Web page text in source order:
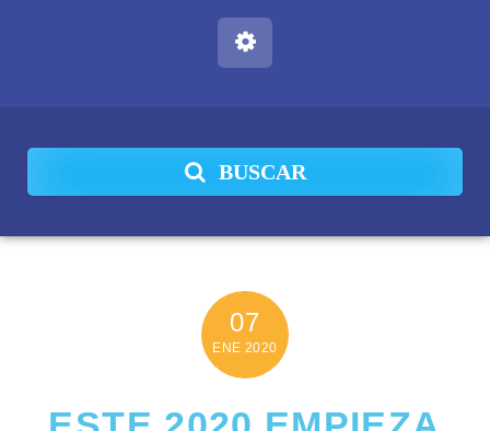
BUSCAR
07
ENE 2020